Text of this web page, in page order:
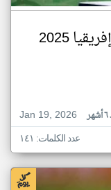
2025
Jan 19, 2026
عدد الكلمات: ١٤١